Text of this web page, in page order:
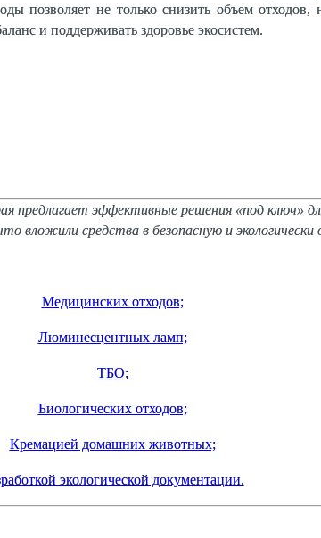
позволяет не только снизить объем
и поддерживать здоровье экосистем.
предлагает эффективные решения «под
вложили средства в безопасную и
Медицинских отходов;
Люминесцентных ламп;
ТБО;
Биологических отходов;
Кремацией домашних животных;
экологической документации.